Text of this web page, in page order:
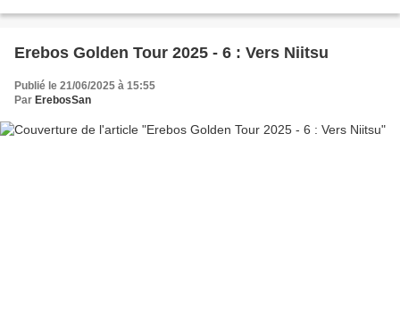
Erebos Golden Tour 2025 - 6 : Vers Niitsu
Publié le 21/06/2025 à 15:55
Par ErebosSan